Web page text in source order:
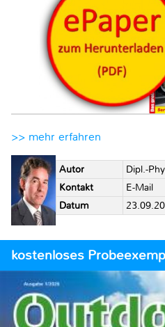
>> mehr erfahren
Autor
Dipl.-
Kontakt
E-Mail
Datum
kostenloses